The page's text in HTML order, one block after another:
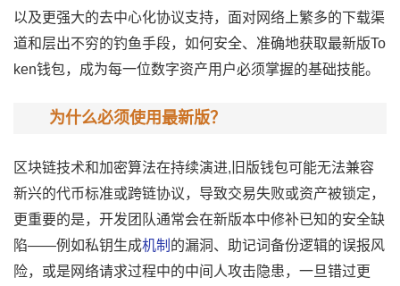
以及更强大的去中心化协议支持，面对网络上繁多的下载渠
道和层出不穷的钓鱼手段，如何安全、准确地获取最新版To
ken钱包，成为每一位数字资产用户必须掌握的基础技能。
为什么必须使用最新版？
区块链技术和加密算法在持续演进,旧版钱包可能无法兼容
新兴的代币标准或跨链协议，导致交易失败或资产被锁定，
更重要的是，开发团队通常会在新版本中修补已知的安全缺
陷——例如私钥生成机制 的漏洞、助记词备份逻辑的误报风
险，或是网络请求过程中的中间人攻击隐患，一旦错过更